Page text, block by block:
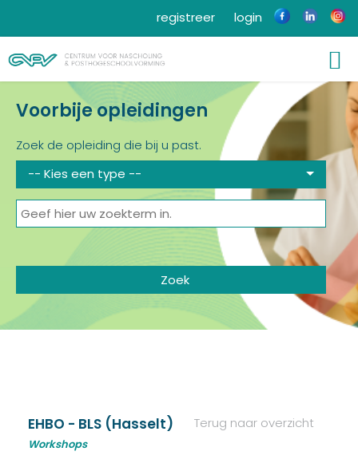
login
registreer
Voorbije opleidingen
Zoek de opleiding die bij u past.
-- Kies een type --
Terug naar overzicht
EHBO - BLS (Hasselt)
Workshops